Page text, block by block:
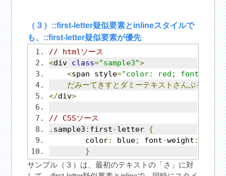
（３）::first-letter疑似要素とinlineスタイルで
も、::first-letter疑似要素が優先
// htmlソース
<div class="sample3">
<span style="color: red; font-
だみーてきすとダミーテキストさんぷるてき
</div>
// CSSソース
. sample3 : first-letter {
	color
: blue; font-weight : bold;
}
サンプル（３）は、最初のテキストの「さ」に対